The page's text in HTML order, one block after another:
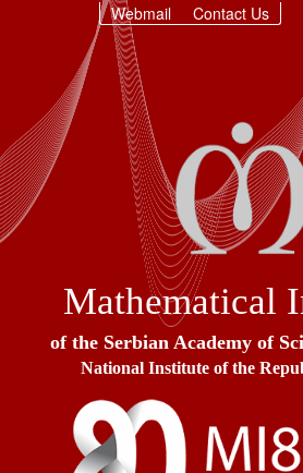
Webmail Contact Us
Mathematical
of the Serbian Academy of
National Institute of the